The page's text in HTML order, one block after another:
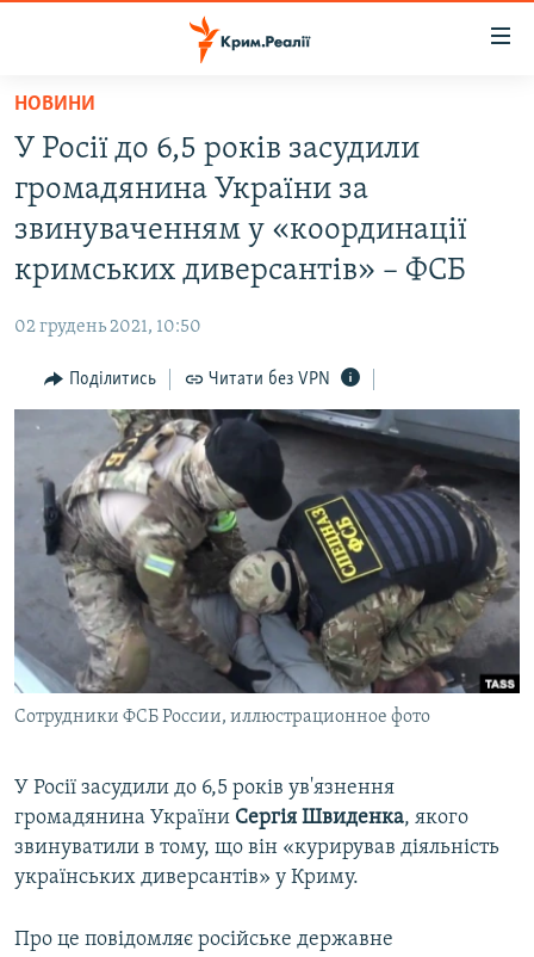
Перейти
основного
матеріалу
Перейти
до
основної
Перейти
пошуку
ВОДА.КРИМ
ВІДЕО ТА ФОТО
ПОГЛЯД
ІНТЕРВ'Ю
ВСЕ ЗА ДЕНЬ
СПЕЦПРОЕКТИ
ДЕПОРТАЦІЯ
ВІДЕОУРОКИ «ELIFBE»
СВІДЧЕННЯ ОКУПАЦІЇ
УКРАЇНСЬКА ПРОБЛЕМА КРИМУ
ІНФОГРАФІКА
ЯК ОБІЙТИ БЛОКУВАННЯ
Русский
Qırımtatar
ДОЛУЧАЙСЯ!
Усі сайти RFE/RL
НОВИНИ
У Росії до 6,5 років засудили
громадянина України за
звинуваченням у «координації
кримських диверсантів» – ФСБ
02 грудень 2021, 10:50
Поділитись Читати без VPN
Сотрудники ФСБ России, иллюстрационное фото
У Росії засудили до 6,5 років ув'язнення
громадянина України Сергія Швиденка, якого
звинуватили в тому, що він «курирував діяльність
українських диверсантів» у Криму.
Про це повідомляє російське державне